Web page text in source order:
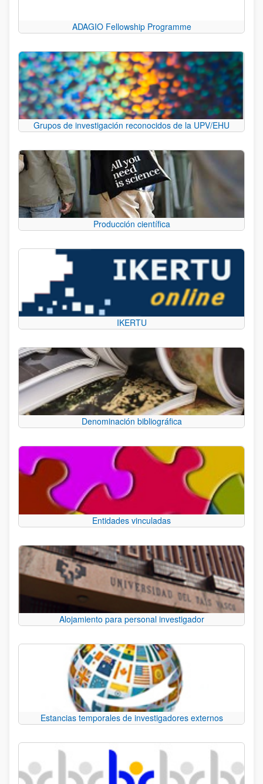
ADAGIO Fellowship Programme
Grupos de investigación reconocidos de la UPV/EHU
Producción científica
IKERTU
Denominación bibliográfica
Entidades vinculadas
Alojamiento para personal investigador
Estancias temporales de investigadores externos